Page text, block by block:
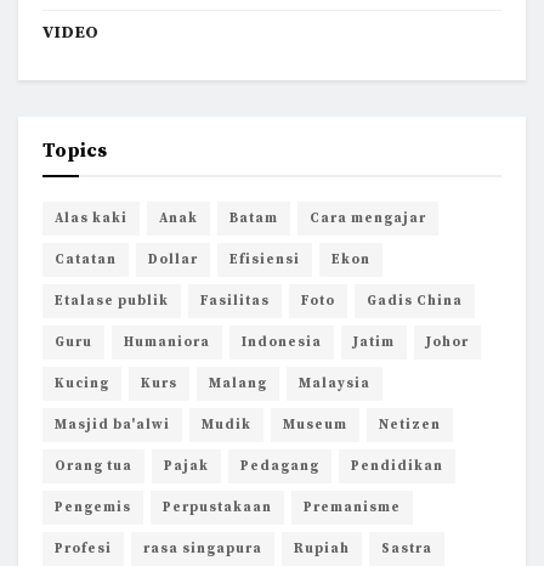
VIDEO
Topics
Alas kaki Anak Batam Cara mengajar
Catatan Dollar Efisiensi Ekon
Etalase publik Fasilitas Foto Gadis China
Guru Humaniora Indonesia Jatim Johor
Kucing Kurs Malang Malaysia
Masjid ba'alwi Mudik Museum Netizen
Orang tua Pajak Pedagang Pendidikan
Pengemis Perpustakaan Premanisme
Profesi rasa singapura Rupiah Sastra